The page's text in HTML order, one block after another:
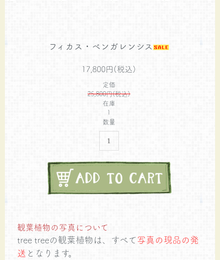
フィカス・ベンガレンシス
17,800円(税込)
定価
25,800円(税込)
在庫
1
数量
観葉植物の写真について
tree treeの観葉植物は、すべて写真の現品の発
送 となります。